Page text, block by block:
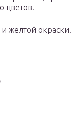
цветов.
желтой окраски.